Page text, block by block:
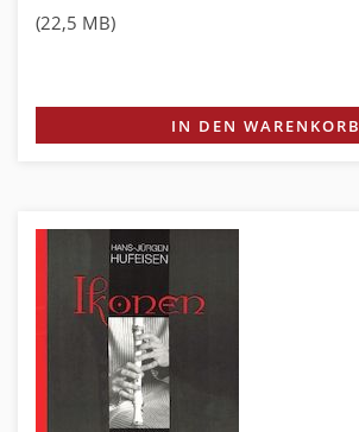
(22,5 MB)
IN DEN WARENKORB